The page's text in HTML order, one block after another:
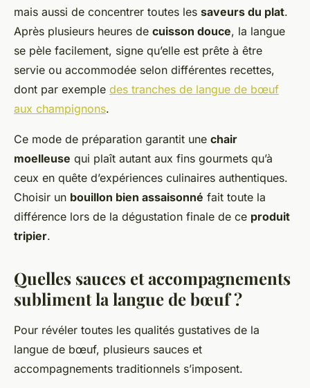
mais aussi de concentrer toutes les saveurs du plat.
Après plusieurs heures de cuisson douce, la langue
se pèle facilement, signe qu’elle est prête à être
servie ou accommodée selon différentes recettes,
dont par exemple des tranches de langue de bœuf
aux champignons.
Ce mode de préparation garantit une chair
moelleuse qui plaît autant aux fins gourmets qu’à
ceux en quête d’expériences culinaires authentiques.
Choisir un bouillon bien assaisonné fait toute la
différence lors de la dégustation finale de ce produit
tripier.
Quelles sauces et accompagnements
subliment la langue de bœuf ?
Pour révéler toutes les qualités gustatives de la
langue de bœuf, plusieurs sauces et
accompagnements traditionnels s’imposent.